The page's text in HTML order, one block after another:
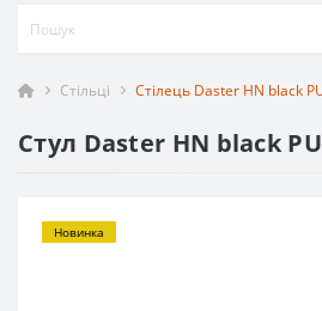
Стільці Стілець Daster HN black
Стул Daster HN black
Новинка